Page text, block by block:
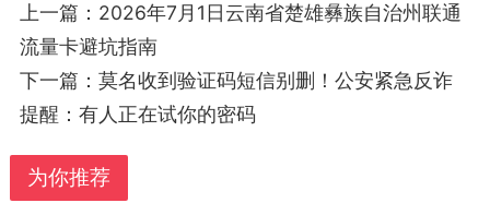
2，亲爱的朋友，最近好吗。山一程，水一
程，我的祝福随身行；云淡淡，柳青青，心中问候
上一篇： 2026年7月1日云南省楚雄彝族自治州联通
流量卡避坑指南
下一篇： 莫名收到验证码短信别删！公安紧急反诈
提醒：有人正在试你的密码
为你推荐